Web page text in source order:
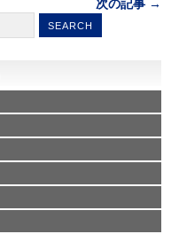
次の記事 →